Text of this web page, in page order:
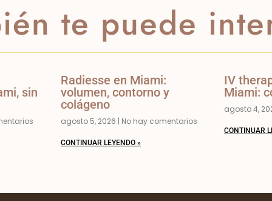
te puede
sin
Radiesse en Miami:
volumen, contorno y
colágeno
agosto 5, 2026 No hay comentarios
CONTINUAR LEYENDO »
IV
Miami:
agosto 4,
CONTINUAR